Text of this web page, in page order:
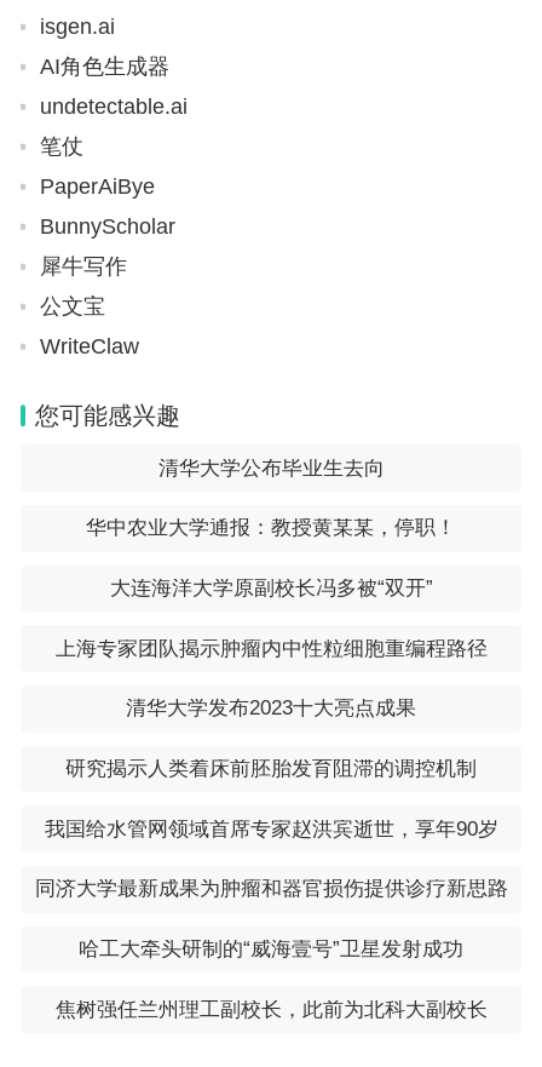
地理、化学、生物中再选择两门。
2、新高考政策和以前考试分值不同
新高考方案中六门学科均以分数形式呈现，均计入总
分，语文、数学、外语各150分，选一在物理或历史
中选一门分值为100分，选二在政治、地理、化学、
生物中再选两门，每门分值100分。总分750分。
3、新高考政策和以前考试试卷不同
语三门不分文理。
4、新高考政策和以前选科组合更多
选科组合更多，有利于高复考生扬长避短，选择优势
科目。在降低语文、数学计分份额的同时，实现取长
isgen.ai
AI角色生成器
undetectable.ai
笔仗
PaperAiBye
BunnyScholar
犀牛写作
公文宝
WriteClaw
您可能感兴趣
清华大学公布毕业生去向
华中农业大学通报：教授黄某某，停职！
大连海洋大学原副校长冯多被“双开”
上海专家团队揭示肿瘤内中性粒细胞重编程路径
清华大学发布2023十大亮点成果
研究揭示人类着床前胚胎发育阻滞的调控机制
我国给水管网领域首席专家赵洪宾逝世，享年90岁
同济大学最新成果为肿瘤和器官损伤提供诊疗新思路
哈工大牵头研制的“威海壹号”卫星发射成功
焦树强任兰州理工副校长，此前为北科大副校长